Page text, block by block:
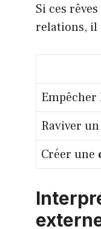
Si ces
relations, il
Empêcher
Raviver
Créer une